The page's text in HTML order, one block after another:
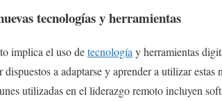
tecnologías y herramientas
implica el uso detecnología y herramientas
dispuestos a adaptarse y aprender a utilizar
utilizadas en el liderazgo remoto incluyen